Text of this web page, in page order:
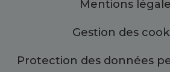
Mentions
Gestion des
Protection des données